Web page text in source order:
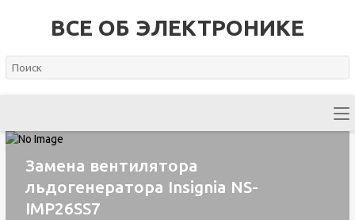
ВСЕ ОБ ЭЛЕКТРОНИКЕ
Замена вентилятора
льдогенератора Insignia NS-
IMP26SS7